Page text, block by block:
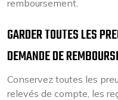
remboursement.
GARDER TOUTES LES
DEMANDE DE
Conservez toutes les
relevés de compte, les